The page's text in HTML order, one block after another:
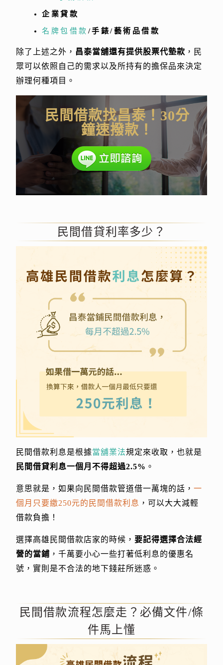
企業貸款
名牌包借款 /手錶/藝術品借款
除了上述之外， 昌泰當舖還有提供股票代墊款 ，民
眾可以依照自己的需求以及所持有的擔保品來決定
辦理何種項目。
民間借款找昌泰！30分
鐘速撥款！
民間借貸利率多少？
民間借款利息是根據當舖業法規定來收取，也就是
民間借貸利息一個月不得超過2.5% 。
意思就是，如果向民間借款管道借一萬塊的話，一
個月只要繳250元的民間借款利息 ，可以大大減輕
借款負擔！
選擇高雄民間借款店家的時候，要記得選擇合法經
營的當鋪 ，千萬要小心一些打著低利息的優惠名
號，實則是不合法的地下錢莊所迷惑。
民間借款流程怎麼走？必備文件/條
件馬上懂